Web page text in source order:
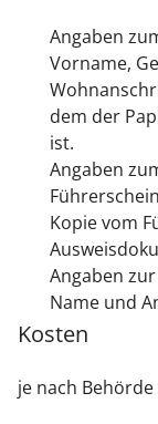
Angaben
Vorname,
dem der
ist.
Angaben
Kopie vom
Angaben
Name und
Kosten
je nach